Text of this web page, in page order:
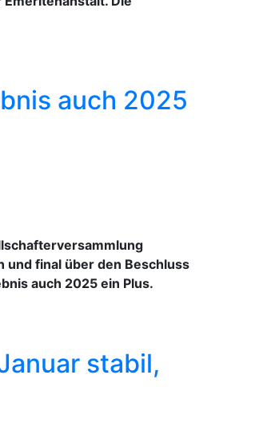
auch 2025
und final über den Beschluss
auch 2025 ein Plus.
stabil,